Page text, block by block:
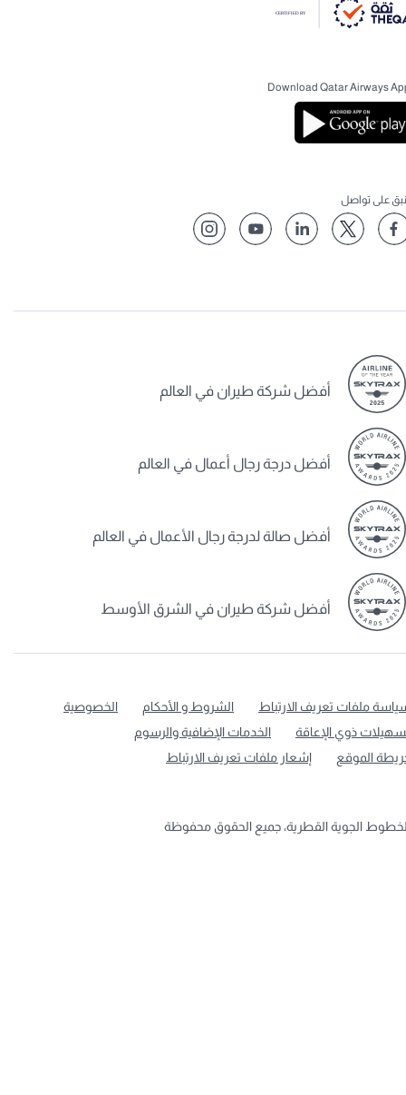
Download Qatar Airways
على تواصل
أفضل شركة طيران في العالم
أفضل درجة رجال أعمال في العالم
أفضل صالة لدرجة رجال الأعمال في العالم
أفضل شركة طيران في الشرق الأوسط
ملفات تعريف الارتباط الشروط و الأحكام
الخصوصية
ذوي الإعاقة
الخدمات الإضافية والرسوم
الموقع
إشعار ملفات تعريف الارتباط
الجوية القطرية، جميع الحقوق محفوظة